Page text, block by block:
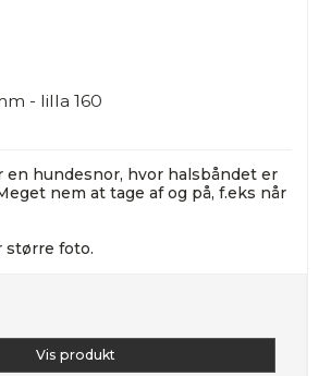
- lilla 160
en hundesnor, hvor halsbåndet er
nem at tage af og på, f.eks når
større foto.
Vis produkt